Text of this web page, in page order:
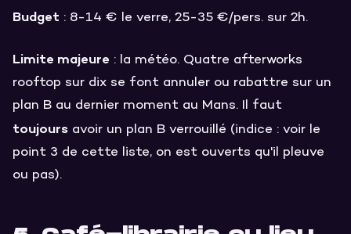
Budget : 8-14 € le verre, 25-35 €/pers. sur 2h.
Limite majeure : la météo. Quatre afterworks
rooftop sur dix se font annuler ou rabattre sur un
plan B au dernier moment au Mans. Il faut
toujours avoir un plan B verrouillé (indice : voir le
point 3 de cette liste, on est ouverts qu'il pleuve
ou pas).